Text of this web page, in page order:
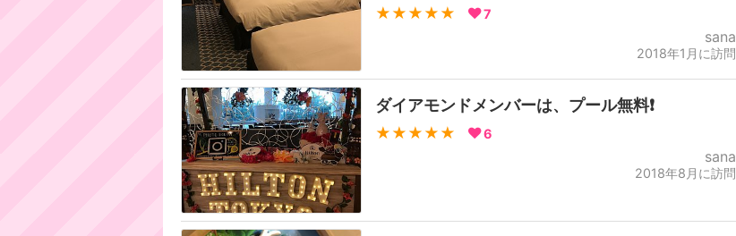
★★★★★ 7
sana
2018年1月に訪問
ダイアモンドメンバーは、プール無料❗️
★★★★★ 6
sana
2018年8月に訪問